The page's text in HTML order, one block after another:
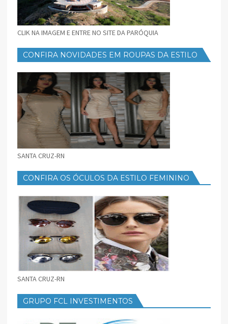
CLIK NA IMAGEM E ENTRE NO SITE DA PARÓQUIA
CONFIRA NOVIDADES EM ROUPAS DA ESTILO
SANTA CRUZ-RN
CONFIRA OS ÓCULOS DA ESTILO FEMININO
SANTA CRUZ-RN
GRUPO FCL INVESTIMENTOS